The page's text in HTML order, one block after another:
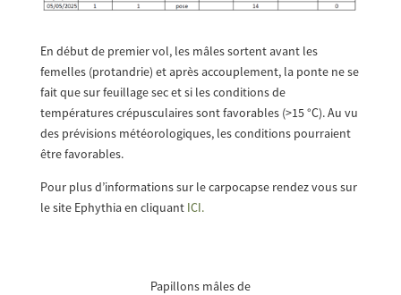
En début de premier vol, les mâles sortent avant les
femelles (protandrie) et après accouplement, la ponte ne se
fait que sur feuillage sec et si les conditions de
températures crépusculaires sont favorables (>15 °C). Au vu
des prévisions météorologiques, les conditions pourraient
être favorables.
Pour plus d’informations sur le carpocapse rendez vous sur
le site Ephythia en cliquant ICI.
Papillons mâles de